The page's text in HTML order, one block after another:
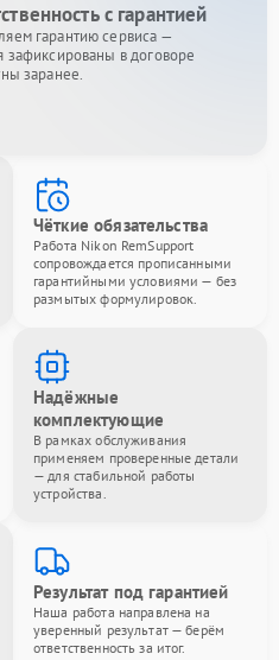
с гарантией
гарантию сервиса —
зафиксированы в договоре
заранее.
Чёткие обязательства
Работа Nikon RemSupport
сопровождается прописанными
гарантийными условиями — без
размытых формулировок.
Надёжные
комплектующие
В рамках обслуживания
применяем проверенные детали
— для стабильной работы
устройства.
Результат под гарантией
Наша работа направлена на
уверенный результат — берём
ответственность за итог.